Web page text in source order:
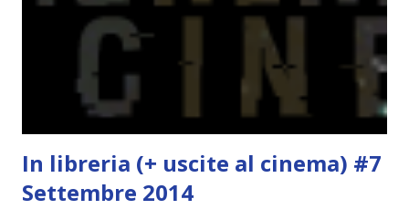
succede un bel niente. E non ha nemmeno un finale ._.
finisce esattamente nel bel mezzo della storia (anzi, quale
"mezzo" della storia? Questa storia ha praticamente solo
In libreria (+ uscite al cinema) #7
Settembre 2014